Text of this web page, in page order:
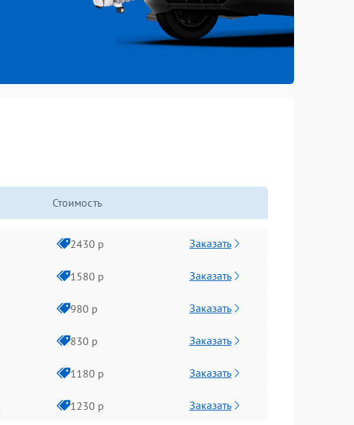
Стоимость
2430 р Заказать
1580 р Заказать
980 р Заказать
830 р Заказать
1180 р Заказать
1230 р Заказать